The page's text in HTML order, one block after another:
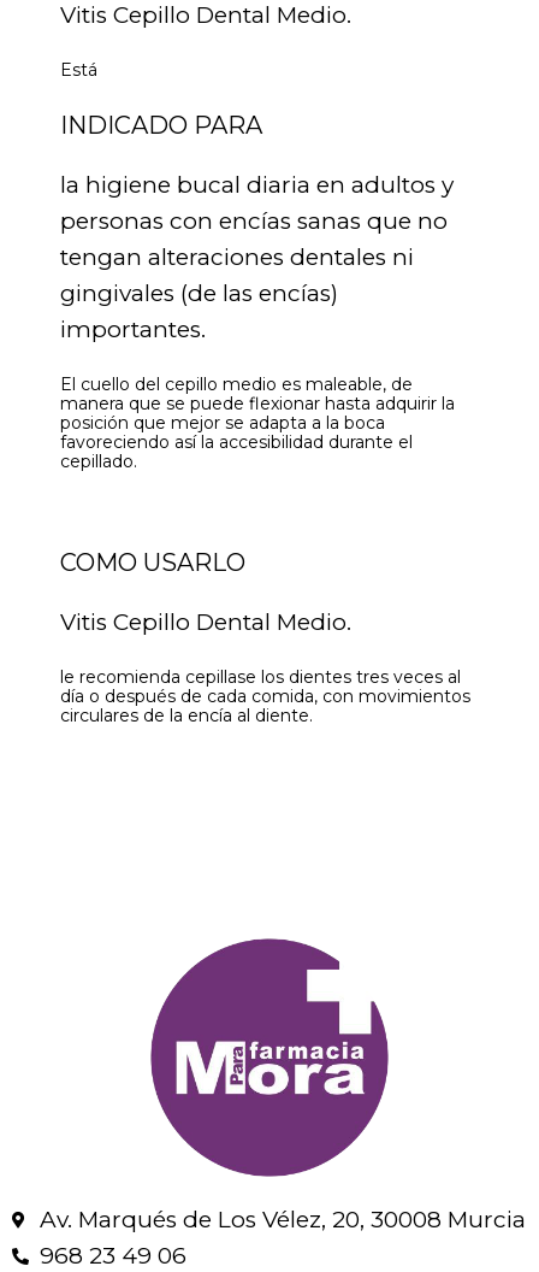
Vitis Cepillo Dental Medio.
Está
INDICADO PARA
la higiene bucal diaria en adultos y
personas con encías sanas que no
tengan alteraciones dentales ni
gingivales (de las encías)
importantes.
El cuello del cepillo medio es maleable, de
manera que se puede flexionar hasta adquirir la
posición que mejor se adapta a la boca
favoreciendo así la accesibilidad durante el
cepillado.
COMO USARLO
Vitis Cepillo Dental Medio.
le recomienda cepillase los dientes tres veces al
día o después de cada comida, con movimientos
circulares de la encía al diente.
Av. Marqués de Los Vélez, 20, 30008 Murcia
968 23 49 06